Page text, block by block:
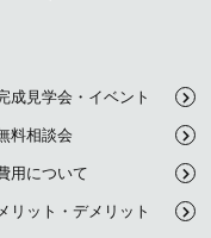
成見学会・イベント
料相談会
用について
リット・デメリット